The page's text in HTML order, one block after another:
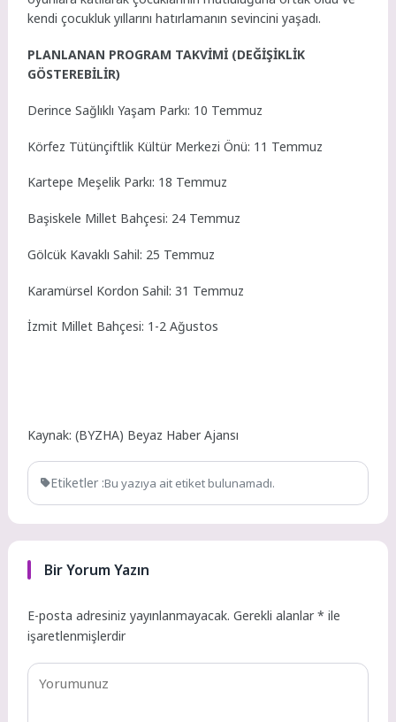
kendi çocukluk yıllarını hatırlamanın sevincini yaşadı.
PLANLANAN PROGRAM TAKVİMİ (DEĞİŞİKLİK
GÖSTEREBİLİR)
Derince Sağlıklı Yaşam Parkı: 10 Temmuz
Körfez Tütünçiftlik Kültür Merkezi Önü: 11 Temmuz
Kartepe Meşelik Parkı: 18 Temmuz
Başiskele Millet Bahçesi: 24 Temmuz
Gölcük Kavaklı Sahil: 25 Temmuz
Karamürsel Kordon Sahil: 31 Temmuz
İzmit Millet Bahçesi: 1-2 Ağustos
Kaynak: (BYZHA) Beyaz Haber Ajansı
Etiketler :Bu yazıya ait etiket bulunamadı.
Bir Yorum Yazın
E-posta adresiniz yayınlanmayacak. Gerekli alanlar* ile
işaretlenmişlerdir